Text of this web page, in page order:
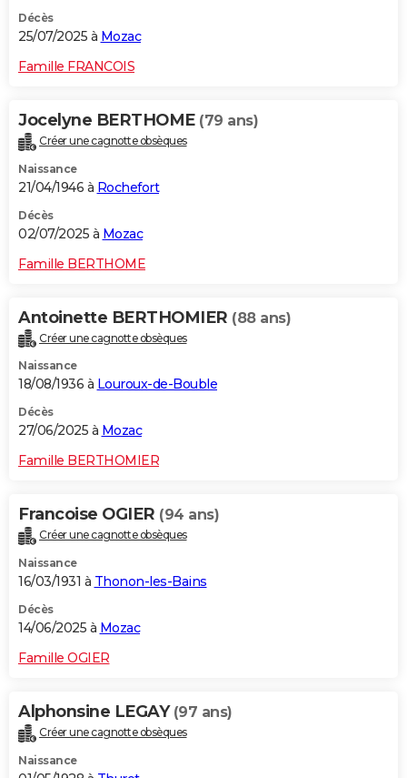
Décès
25/07/2025 à Mozac
Famille FRANCOIS
Jocelyne BERTHOME (79 ans)
Créer une cagnotte obsèques
Naissance
21/04/1946 à Rochefort
Décès
02/07/2025 à Mozac
Famille BERTHOME
Antoinette BERTHOMIER (88 ans)
Créer une cagnotte obsèques
Naissance
18/08/1936 à Louroux-de-Bouble
Décès
27/06/2025 à Mozac
Famille BERTHOMIER
Francoise OGIER (94 ans)
Créer une cagnotte obsèques
Naissance
16/03/1931 à Thonon-les-Bains
Décès
14/06/2025 à Mozac
Famille OGIER
Alphonsine LEGAY (97 ans)
Créer une cagnotte obsèques
Naissance